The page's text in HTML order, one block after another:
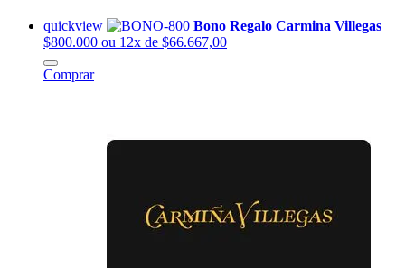
quickview
Bono Regalo Carmina Villegas
$800.000 ou 12x de $66.667,00
Comprar